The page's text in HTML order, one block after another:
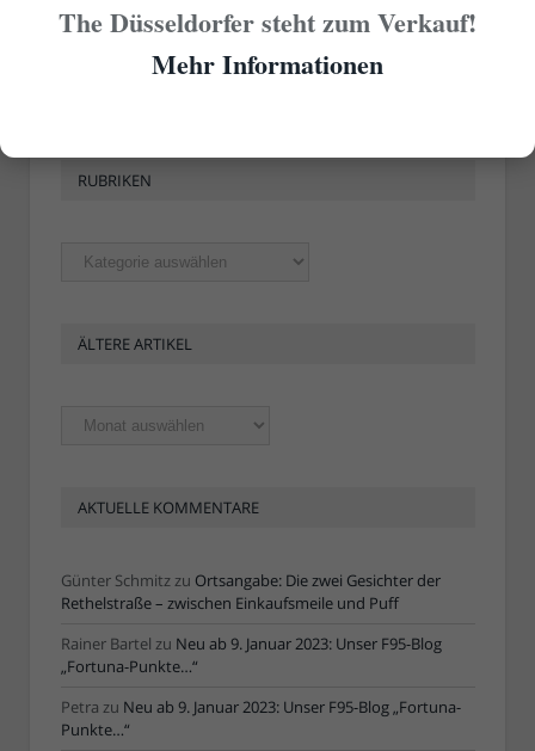
RUBRIKEN
Rubriken
ÄLTERE ARTIKEL
Ältere
Artikel
AKTUELLE KOMMENTARE
Günter Schmitzzu Ortsangabe: Die zwei Gesichter der
Rethelstraße – zwischen Einkaufsmeile und Puff
Rainer Bartel zu Neu ab 9. Januar 2023: Unser F95-Blog
„Fortuna-Punkte…“
Petra zu Neu ab 9. Januar 2023: Unser F95-Blog „Fortuna-
Punkte…“
The Düsseldorfer steht zum Verkauf!
Mehr Informationen